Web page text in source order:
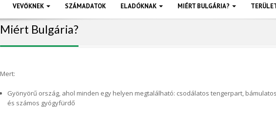
VEVŐKNEK SZÁMADATOK ELADÓKNAK MIÉRT BULGÁRIA?
Miért Bulgária?
Mert:
Gyönyörű ország, ahol minden egy helyen megtalálható: csodálatos tengerpart,
és számos gyógyfürdő